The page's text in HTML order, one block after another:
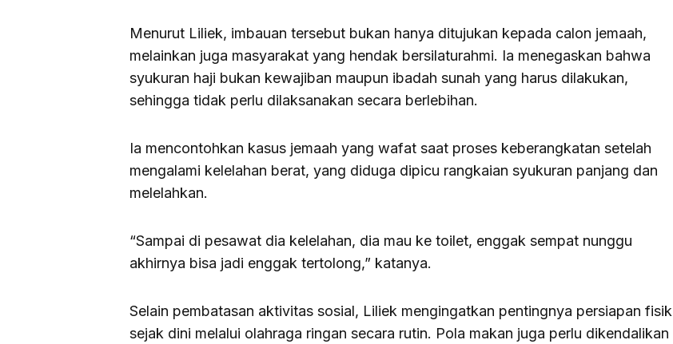
Menurut Liliek, imbauan tersebut bukan hanya ditujukan kepada calon jemaah,
melainkan juga masyarakat yang hendak bersilaturahmi. Ia menegaskan bahwa
syukuran haji bukan kewajiban maupun ibadah sunah yang harus dilakukan,
sehingga tidak perlu dilaksanakan secara berlebihan.
Ia mencontohkan kasus jemaah yang wafat saat proses keberangkatan setelah
mengalami kelelahan berat, yang diduga dipicu rangkaian syukuran panjang dan
melelahkan.
“Sampai di pesawat dia kelelahan, dia mau ke toilet, enggak sempat nunggu
akhirnya bisa jadi enggak tertolong,” katanya.
Selain pembatasan aktivitas sosial, Liliek mengingatkan pentingnya persiapan fisik
sejak dini melalui olahraga ringan secara rutin. Pola makan juga perlu dikendalikan